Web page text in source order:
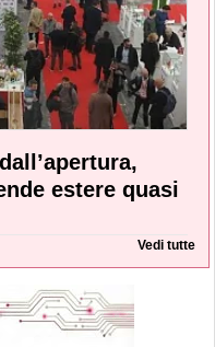
estere quasi
Vedi tutte